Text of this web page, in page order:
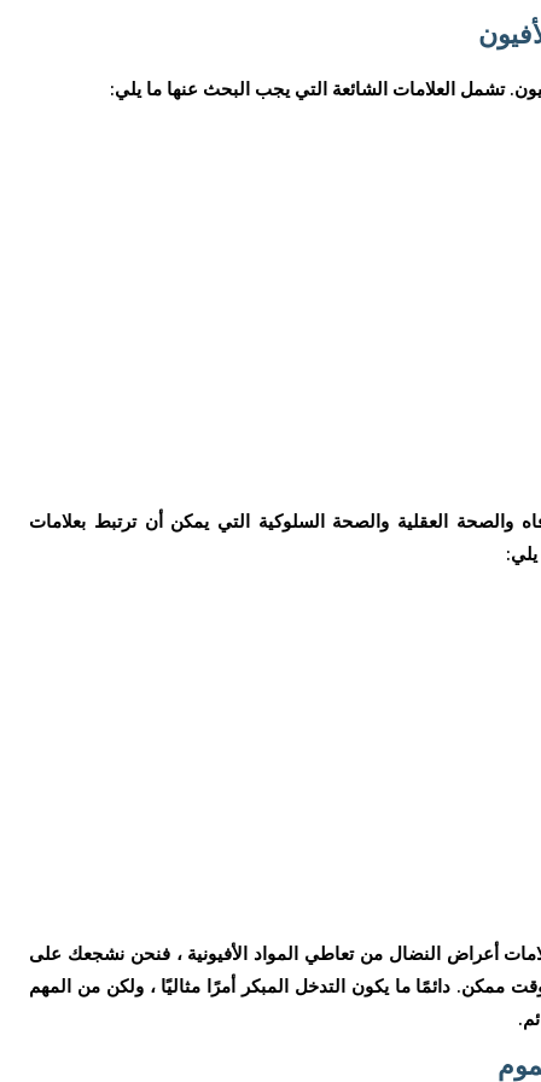
تشمل العلامات الشائعة التي يجب البحث عنها ما يلي:
والصحة العقلية والصحة السلوكية التي يمكن أن ترتبط بعلامات
يلي:
أعراض النضال من تعاطي المواد الأفيونية ، فنحن نشجعك على
دائمًا ما يكون التدخل المبكر أمرًا مثاليًا ، ولكن من المهم